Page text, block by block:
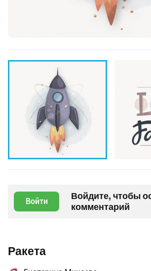
Войти
Войдите, чтобы
комментарий
Ракета